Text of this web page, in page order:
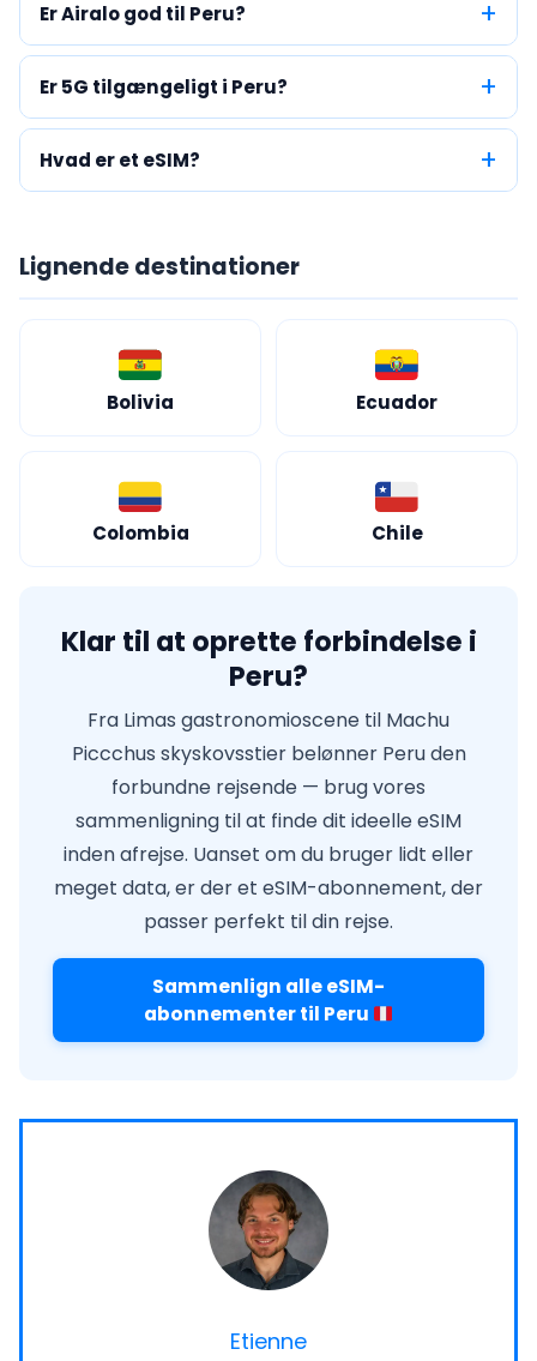
Er Airalo god til Peru?
Er 5G tilgængeligt i Peru?
Hvad er et eSIM?
Lignende destinationer
Bolivia Ecuador
Colombia Chile
Klar til at oprette forbindelse i
Peru?
Fra Limas gastronomioscene til Machu
Piccchus skyskovsstier belønner Peru den
forbundne rejsende — brug vores
sammenligning til at finde dit ideelle eSIM
inden afrejse. Uanset om du bruger lidt eller
meget data, er der et eSIM-abonnement, der
passer perfekt til din rejse.
Sammenlign alle eSIM-
abonnementer til Peru
Etienne